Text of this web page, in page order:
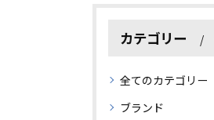
カテゴリー
全てのカテゴリー
ブランド